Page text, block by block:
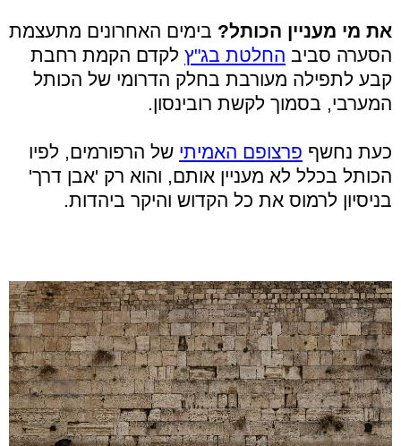
את מי מעניין הכותל? בימים האחרונים מתעצמת
הסערה סביב החלטת בג"ץ לקדם הקמת רחבת
קבע לתפילה מעורבת בחלק הדרומי של הכותל
המערבי, בסמוך לקשת רובינסון.
כעת נחשף פרצופם האמיתי של הרפורמים, לפיו
הכותל בכלל לא מעניין אותם, והוא רק 'אבן דרך'
בניסיון לרמוס את כל הקדוש והיקר ביהדות.